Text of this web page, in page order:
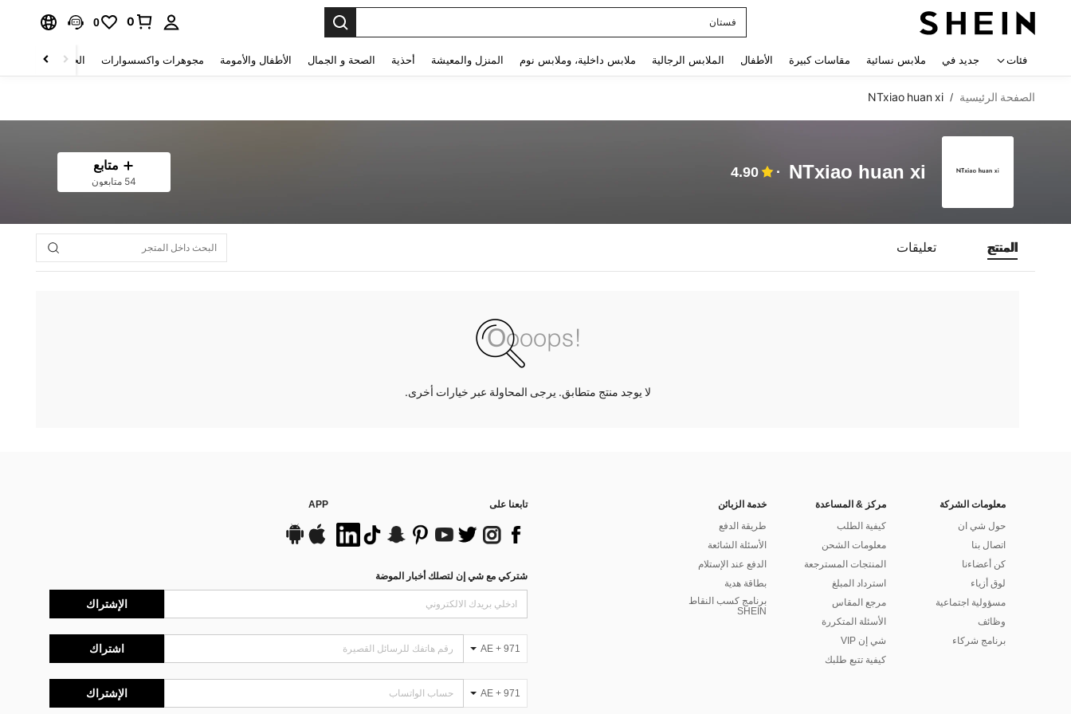
فستان
0
0
فئات جديد في ملابس نسائية مقاسات كبيرة الأطفال الملابس الرجالية ملابس داخلية، وملابس نوم المنزل والمعيشة أحذية الصحة و الجمال الأطفال والأمومة مجوهرات واكسسوارات الحقائب والأمتعة
الصفحة الرئيسية /
NTxiao huan xi
NTxiao huan xi
4.90 متابع
54 متابعون
المنتج تعليقات
لا يوجد منتج متطابق. يرجى المحاولة عبر خيارات أخرى.
معلومات الشركة
حول شي ان
اتصال بنا
كن أعضاءنا
لوق أزياء
مسؤولية اجتماعية
وظائف
برنامج شركاء
مركز & المساعدة
كيفية الطلب
معلومات الشحن
المنتجات المسترجعة
استرداد المبلغ
مرجع المقاس
الأسئلة المتكررة
شي إن VIP
كيفية تتبع طلبك
خدمة الزبائن
طريقة الدفع
الأسئلة الشائعة
الدفع عند الإستلام
بطاقة هدية
برنامج كسب النقاط
SHEIN
تابعنا على APP
شتركي مع شي إن لتصلك أخبار الموضة
الإشتراك
AE + 971 اشتراك
AE + 971 الإشتراك